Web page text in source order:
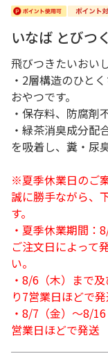
いなば とびつ
飛びつきたいおい
・2層構造のひと
おやつです。
・保存料、防腐剤
・緑茶消臭成分配
を吸着し、糞・尿
※夏季休業日のご
誠に勝手ながら、
す。
・夏季休業期間：
ご注文日によって
い。
・8/6（木）まで
り7営業日ほどで
・8/7（金）～8/
営業日ほどで発送